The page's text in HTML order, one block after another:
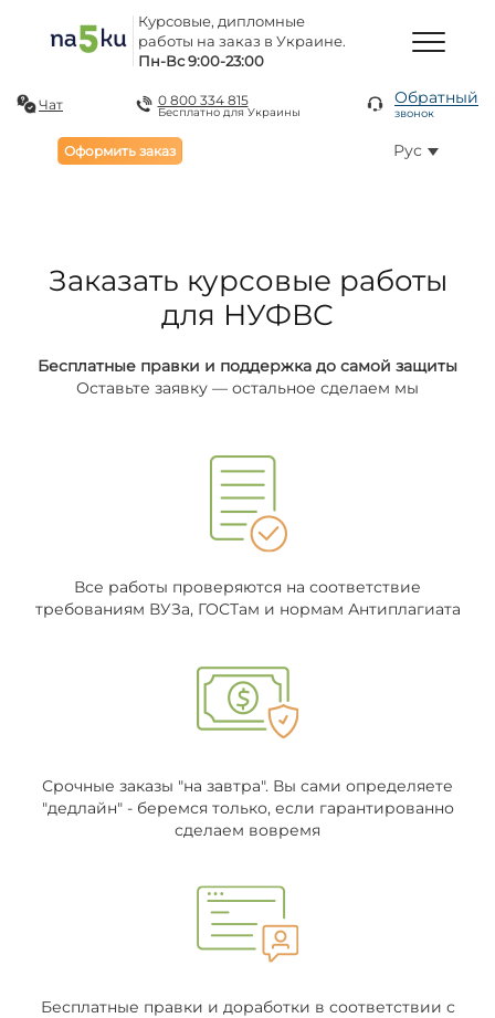
Курсовые, дипломные
работы на заказ в Украине.
Пн-Вс 9:00-23:00
Чат 0 800 334 815
Бесплатно для Украины
Обратный
звонок
Оформить заказ Рус
Заказать курсовые работы
для НУФВС
Бесплатные правки и поддержка до самой защиты
Оставьте заявку — остальное сделаем мы
Все работы проверяются на соответствие
требованиям ВУЗа, ГОСТам и нормам Антиплагиата
Срочные заказы "на завтра". Вы сами определяете
"дедлайн" - беремся только, если гарантированно
сделаем вовремя
Бесплатные правки и доработки в соответствии с